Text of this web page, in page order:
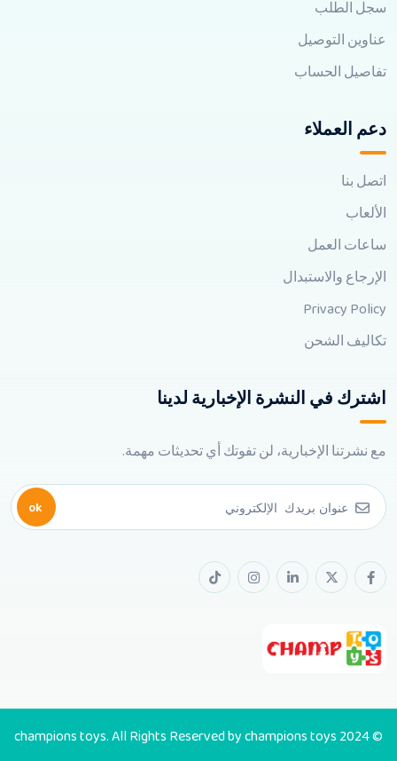
سجل الطلب
عناوين التوصيل
تفاصيل الحساب
دعم العملاء
اتصل بنا
الألعاب
ساعات العمل
الإرجاع والاستبدال
Privacy Policy
تكاليف الشحن
اشترك في النشرة الإخبارية لدينا
مع نشرتنا الإخبارية، لن تفوتك أي تحديثات مهمة.
ok
© 2024 champions toys. All Rights Reserved by champions toys